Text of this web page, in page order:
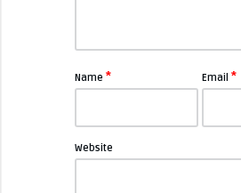
Name * Email*
Website